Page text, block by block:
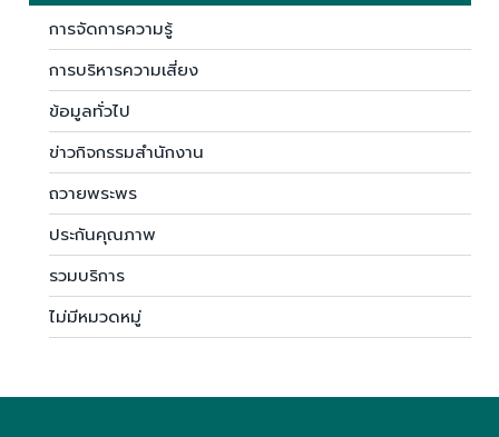
การจัดการความรู้
การบริหารความเสี่ยง
ข้อมูลทั่วไป
ข่าวกิจกรรมสำนักงาน
ถวายพระพร
ประกันคุณภาพ
รวมบริการ
ไม่มีหมวดหมู่